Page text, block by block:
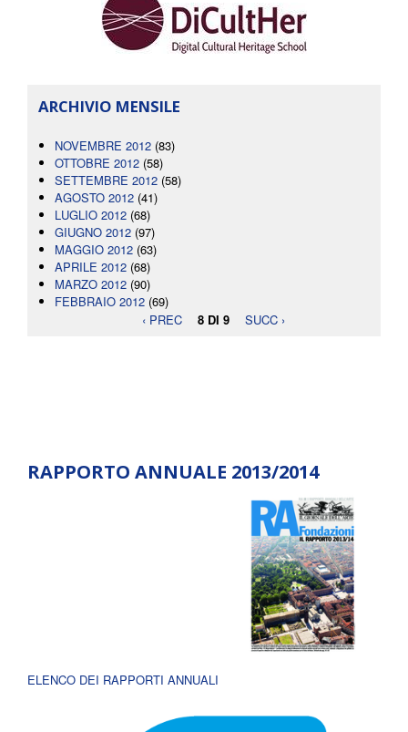
ARCHIVIO MENSILE
NOVEMBRE 2012 (83)
OTTOBRE 2012 (58)
SETTEMBRE 2012 (58)
AGOSTO 2012 (41)
LUGLIO 2012 (68)
GIUGNO 2012 (97)
MAGGIO 2012 (63)
APRILE 2012 (68)
MARZO 2012 (90)
FEBBRAIO 2012 (69)
‹ PREC
8 DI 9 SUCC ›
RAPPORTO ANNUALE 2013/2014
ELENCO DEI RAPPORTI ANNUALI